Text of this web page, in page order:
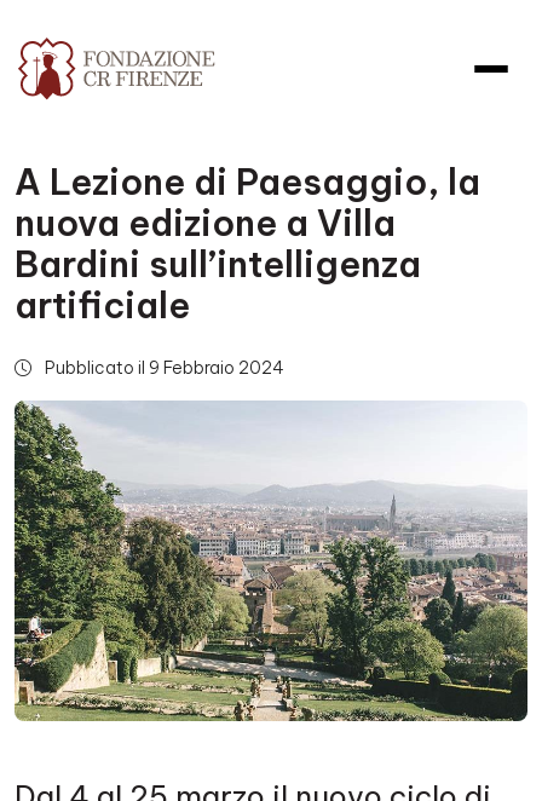
A Lezione di Paesaggio, la
nuova edizione a Villa
Bardini sull’intelligenza
artificiale
Pubblicato il 9 Febbraio 2024